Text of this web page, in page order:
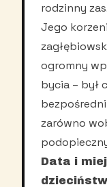
rodzinny
Jego
ogromny
bycia – był
zarówno
Data i